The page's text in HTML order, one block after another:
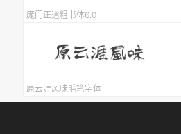
庞门正道粗书体6.0
原云涯风味毛笔字体